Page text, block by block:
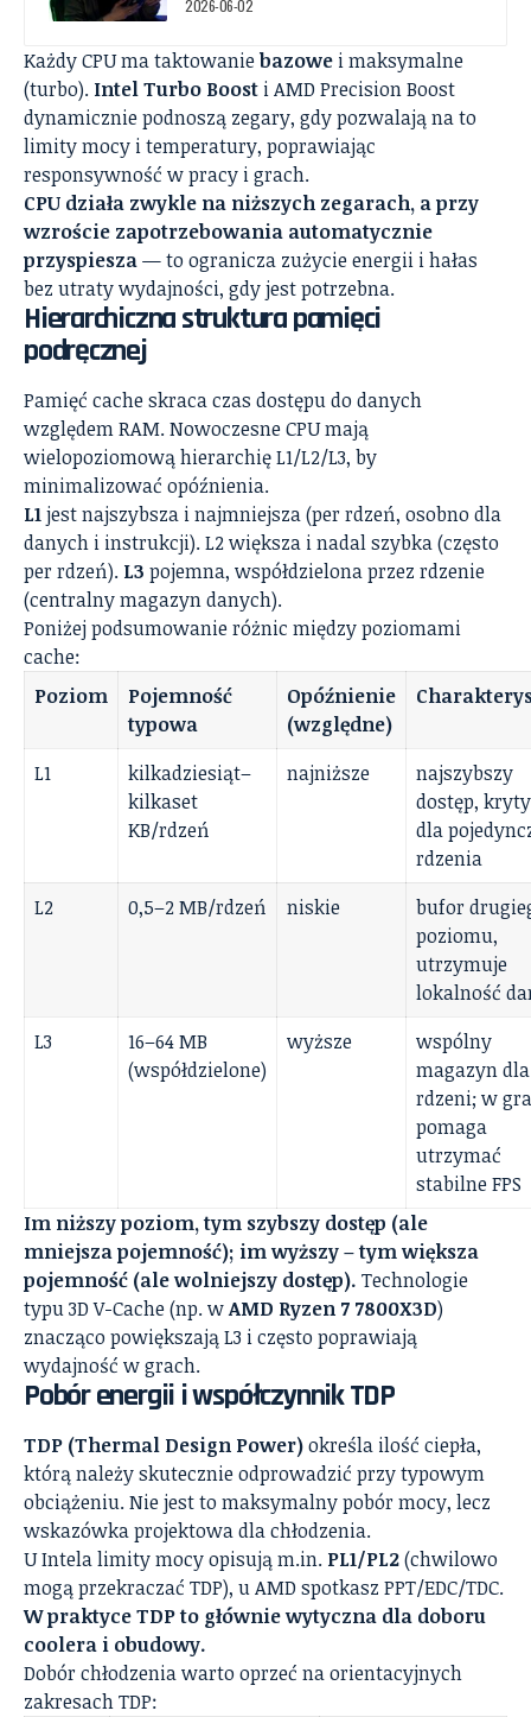
2026-06-02
Każdy CPU ma taktowaniebazowe i maksymalne
(turbo). Intel Turbo Boost i AMD Precision Boost
dynamicznie podnoszą zegary, gdy pozwalają na to
limity mocy i temperatury, poprawiając
responsywność w pracy i grach.
CPU działa zwykle na niższych zegarach, a przy
wzroście zapotrzebowania automatycznie
przyspiesza— to ogranicza zużycie energii i hałas
bez utraty wydajności, gdy jest potrzebna.
Hierarchiczna struktura pamięci
podręcznej
Pamięć cache skraca czas dostępu do danych
względem RAM. Nowoczesne CPU mają
wielopoziomową hierarchię L1/L2/L3, by
minimalizować opóźnienia.
L1jest najszybsza i najmniejsza (per rdzeń, osobno dla
danych i instrukcji). L2 większa i nadal szybka (często
per rdzeń). L3 pojemna, współdzielona przez rdzenie
(centralny magazyn danych).
Poniżej podsumowanie różnic między poziomami
cache:
Poziom
Pojemność
typowa
Opóźnienie
(względne)
L1
kilkadziesiąt–
kilkaset
KB/rdzeń
najniższe
najszybszy
dostęp,
dla
rdzenia
L2
0,5–2 MB/rdzeń niskie
bufor
poziomu,
utrzymuje
lokalność
L3
16–64 MB
(współdzielone)
wyższe
wspólny
magazyn dla
rdzeni; w
pomaga
utrzymać
stabilne FPS
Im niższy poziom, tym szybszy dostęp (ale
mniejsza pojemność); im wyższy – tym większa
pojemność (ale wolniejszy dostęp). Technologie
typu 3D V-Cache (np. wAMD Ryzen 7 7800X3D)
znacząco powiększają L3 i często poprawiają
wydajność w grach.
Pobór energii i współczynnik TDP
TDP (Thermal Design Power)określa ilość ciepła,
którą należy skutecznie odprowadzić przy typowym
obciążeniu. Nie jest to maksymalny pobór mocy, lecz
wskazówka projektowa dla chłodzenia.
U Intela limity mocy opisują m.in. PL1/PL2(chwilowo
mogą przekraczać TDP), u AMD spotkasz PPT/EDC/TDC.
W praktyce TDP to głównie wytyczna dla doboru
coolera i obudowy.
Dobór chłodzenia warto oprzeć na orientacyjnych
zakresach TDP: